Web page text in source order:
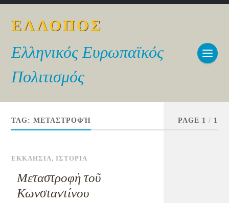
ΕΛΛΟΠΟΣ
Ελληνικός Ευρωπαϊκός
Πολιτισμός
TAG:ΜΕΤΑΣΤΡΟΦΉ PAGE 1 / 1
ΕΚΚΛΗΣΙΑ, ΙΣΤΟΡΙΑ
Μεταστροφὴ τοῦ
Κωνσταντίνου